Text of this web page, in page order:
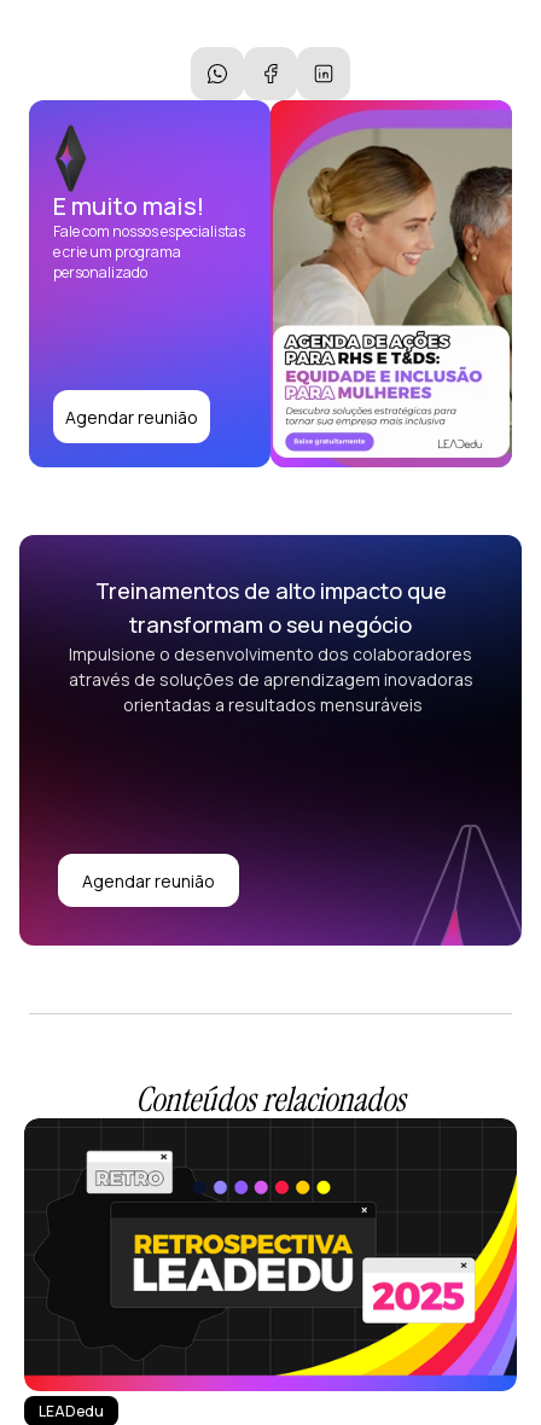
E muito mais!
Fale com nossos especialistas
e crie um programa
personalizado
Agendar reunião
Treinamentos de alto impacto que
transformam o seu negócio
Impulsione o desenvolvimento dos colaboradores
através de soluções de aprendizagem inovadoras
orientadas a resultados mensuráveis
Agendar reunião
Conteúdos relacionados
LEADedu